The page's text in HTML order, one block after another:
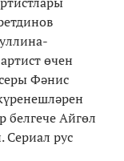
өчен
Фәнис
белгече Айгөл
Сериал рус